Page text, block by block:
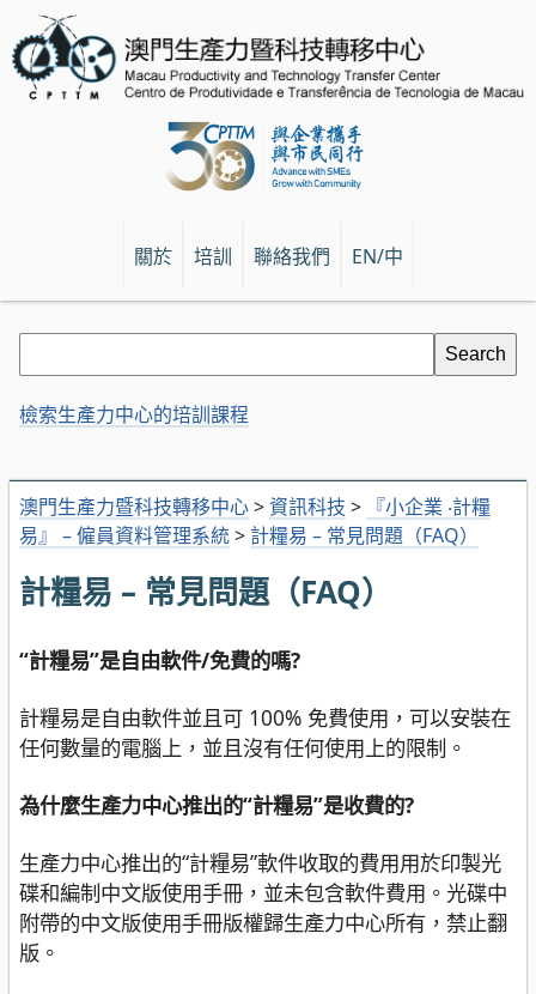
關於 培訓 聯絡我們 EN/中
澳門生產力暨科技轉移中心> 資訊科技 > 『小企業 ‧計糧
易』 – 僱員資料管理系統> 計糧易 – 常見問題（FAQ）
計糧易 – 常見問題（FAQ）
“計糧易”是自由軟件/免費的嗎?
計糧易是自由軟件並且可 100% 免費使用，可以安裝在
任何數量的電腦上，並且沒有任何使用上的限制。
為什麼生產力中心推出的“計糧易”是收費的?
生產力中心推出的“計糧易”軟件收取的費用用於印製光
碟和編制中文版使用手冊，並未包含軟件費用。光碟中
附帶的中文版使用手冊版權歸生產力中心所有，禁止翻
版。
檢索生產力中心的培訓課程